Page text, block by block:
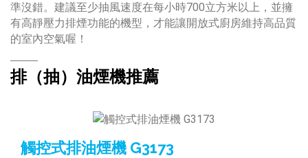
準沒錯。建議至少抽風速度在每小時700立方米以上，並擁
有高靜壓力排煙功能的機型，才能讓開放式廚房維持高品質
的室內空氣喔！
排（抽）油煙機推薦
觸控式排油煙機 G3173